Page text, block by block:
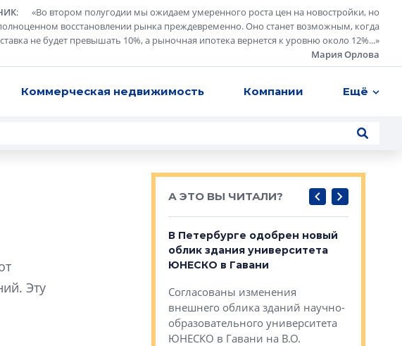
: «Во втором полугодии мы ожидаем умеренного роста цен на новостройки, но
восстановлении рынка преждевременно. Оно станет возможным, когда
не будет превышать 10%, а рыночная ипотека вернется к уровню около 12%...»
Мария Орлова
Коммерческая недвижимость Компании Ещё
Эту
А ЭТО ВЫ ЧИТАЛИ?
фальш-панелей
В Петербурге одобрен новый
облик здания университета
ЮНЕСКО в Гавани
Согласованы изменения
внешнего облика зданий научно-
образовательного университета
ЮНЕСКО в Гавани на В.О.